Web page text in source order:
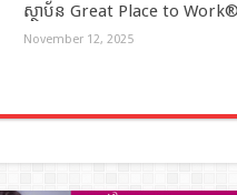
ស្ថាប័ន Great Place to
November 12, 2025